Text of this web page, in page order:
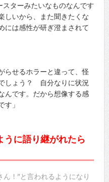
スターみたいなものなんです
しいから、また聞きたくな
には感性が研ぎ澄まされて
らせるホラーと違って、怪
しょう？ 自分なりに状況
んです。だから想像する感
」
に語り継がれたら
！”と言われるようになり